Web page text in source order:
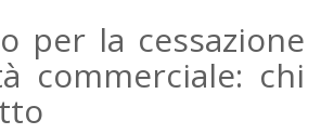
per la cessazione
commerciale: chi